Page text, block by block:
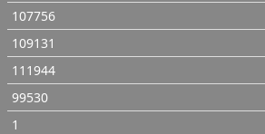
107756
109131
111944
99530
1